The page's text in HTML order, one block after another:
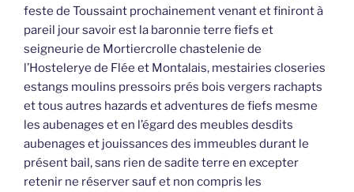
feste de Toussaint prochainement venant et finiront à
pareil jour savoir est la baronnie terre fiefs et
seigneurie de Mortiercrolle chastelenie de
l’Hostelerye de Flée et Montalais, mestairies closeries
estangs moulins pressoirs prés bois vergers rachapts
et tous autres hazards et adventures de fiefs mesme
les aubenages et en l’égard des meubles desdits
aubenages et jouissances des immeubles durant le
présent bail, sans rien de sadite terre en excepter
retenir ne réserver sauf et non compris les